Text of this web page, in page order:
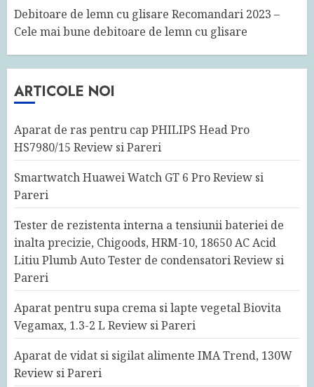
Debitoare de lemn cu glisare Recomandari 2023 –
Cele mai bune debitoare de lemn cu glisare
ARTICOLE NOI
Aparat de ras pentru cap PHILIPS Head Pro
HS7980/15 Review si Pareri
Smartwatch Huawei Watch GT 6 Pro Review si
Pareri
Tester de rezistenta interna a tensiunii bateriei de
inalta precizie, Chigoods, HRM-10, 18650 AC Acid
Litiu Plumb Auto Tester de condensatori Review si
Pareri
Aparat pentru supa crema si lapte vegetal Biovita
Vegamax, 1.3-2 L Review si Pareri
Aparat de vidat si sigilat alimente IMA Trend, 130W
Review si Pareri